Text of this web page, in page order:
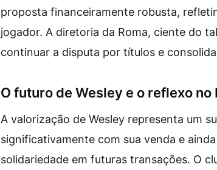
proposta financeiramente robusta,
jogador. A diretoria da Roma, ciente do
continuar a disputa por títulos e
O futuro de Wesley e o reflexo no
A valorização de Wesley representa um
significativamente com sua venda e
solidariedade em futuras transações. O